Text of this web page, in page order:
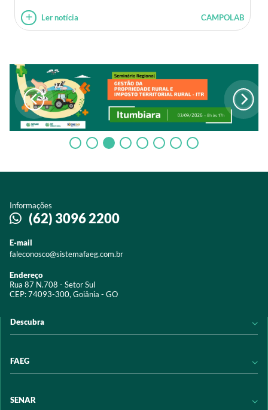
Ler notícia CAMPOLAB
Informações
(62) 3096 2200
E-mail
faleconosco@sistemafaeg.com.br
Endereço
Rua 87 N.708 - Setor Sul
CEP: 74093-300, Goiânia - GO
Descubra
Acervo digital
Programas e Serviços
FAEG
Transparência
SENAR